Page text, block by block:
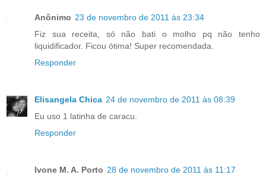
Anônimo 23 de novembro de 2011 às 23:34
Fiz sua receita, só não bati o molho pq não tenho
liquidificador. Ficou ótima! Super recomendada.
Responder
Elisangela Chica 24 de novembro de 2011 às 08:39
Eu uso 1 latinha de caracu.
Responder
Ivone M. A. Porto 28 de novembro de 2011 às 11:17